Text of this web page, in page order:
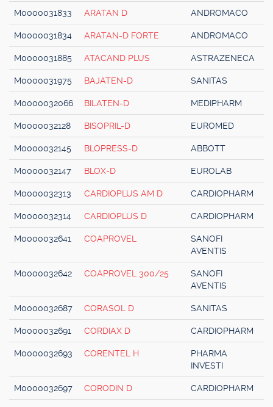
M0000031833 ARATAN D ANDROMACO
M0000031834 ARATAN-D FORTE ANDROMACO
M0000031885 ATACAND PLUS ASTRAZENECA
M0000031975 BAJATEN-D SANITAS
M0000032066 BILATEN-D MEDIPHARM
M0000032128 BISOPRIL-D EUROMED
M0000032145 BLOPRESS-D ABBOTT
M0000032147 BLOX-D EUROLAB
M0000032313 CARDIOPLUS AM D CARDIOPHARM
M0000032314 CARDIOPLUS D CARDIOPHARM
M0000032641 COAPROVEL
SANOFI
AVENTIS
M0000032642 COAPROVEL 300/25
SANOFI
AVENTIS
M0000032687 CORASOL D SANITAS
M0000032691 CORDIAX D CARDIOPHARM
M0000032693 CORENTEL H
PHARMA
INVESTI
M0000032697 CORODIN D CARDIOPHARM